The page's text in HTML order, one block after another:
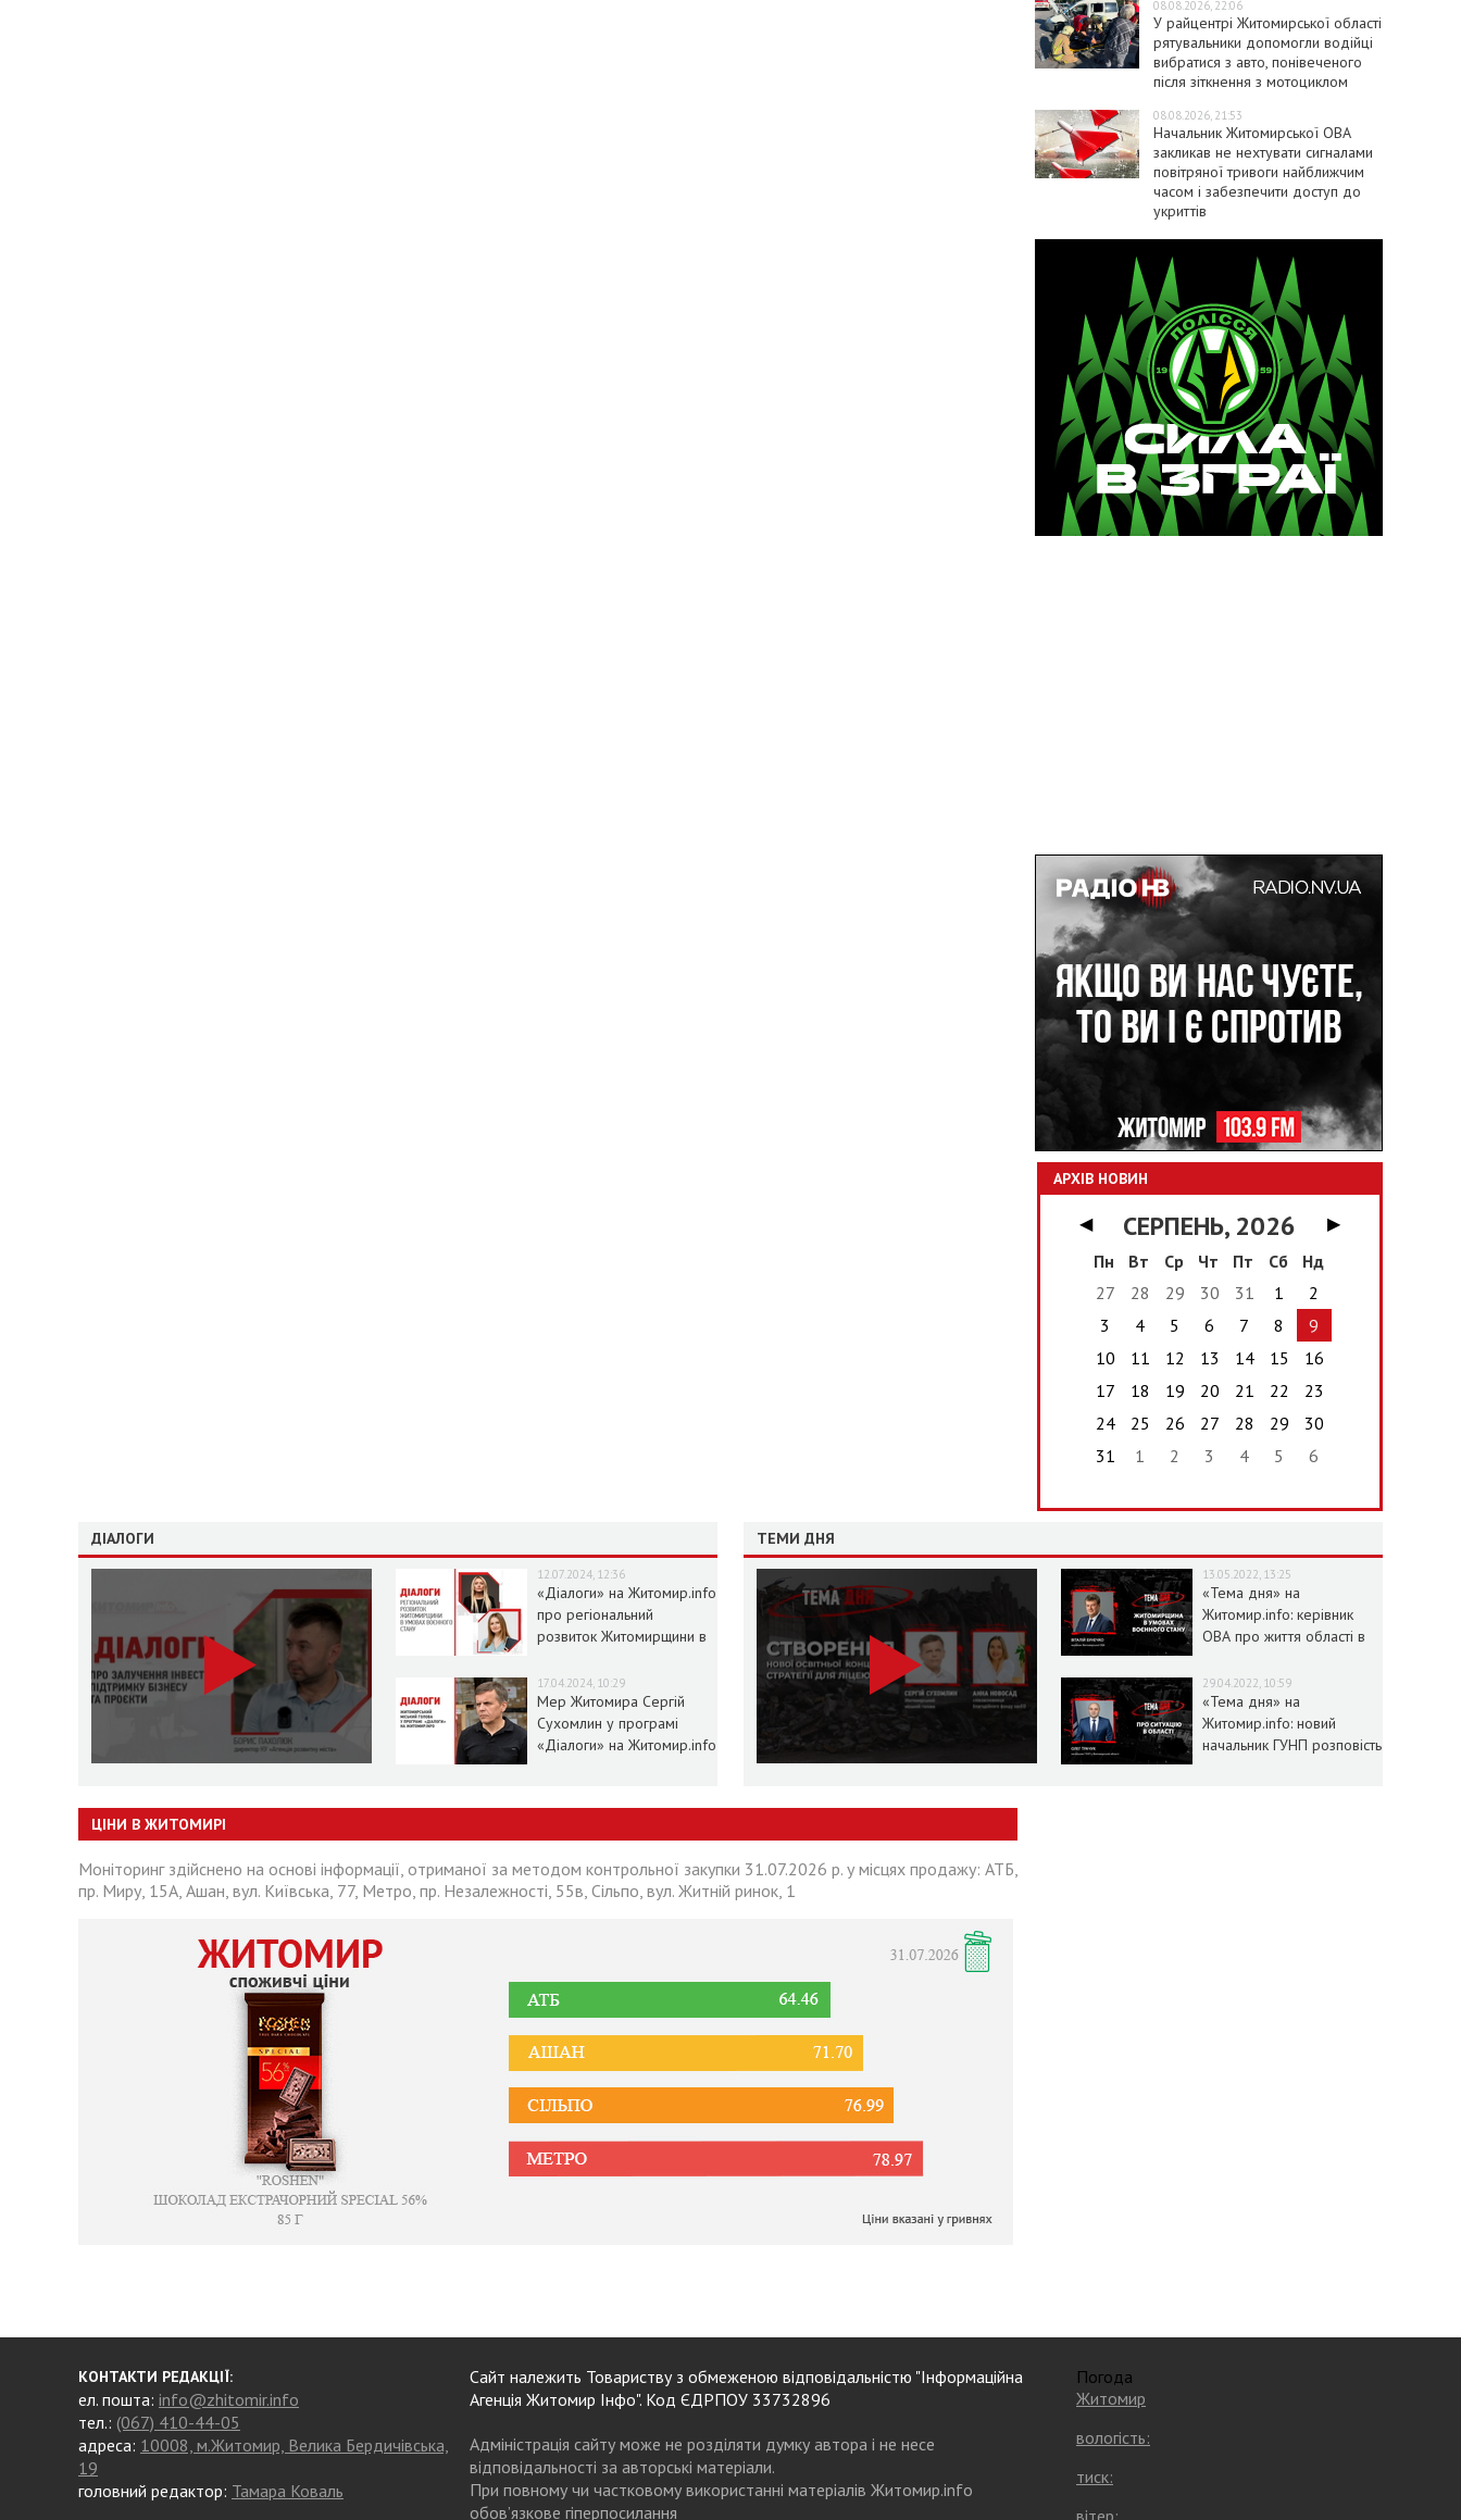
08.08.2026, 22:06
У райцентрі Житомирської області
рятувальники допомогли водійці
вибратися з авто, понівеченого
після зіткнення з мотоциклом
08.08.2026, 21:53
Начальник Житомирської ОВА
закликав не нехтувати сигналами
повітряної тривоги найближчим
часом і забезпечити доступ до
укриттів
АРХІВ НОВИН
◀ СЕРПЕНЬ, 2026
▶
Пн
Вт Ср Чт Пт Сб
Нд
27
28 29 30 31 1
2
3
4 5 6 7 8
9
10
11 12 13 14 15
16
17
18 19 20 21 22
23
24
25 26 27 28 29
30
31
1 2 3 4 5 6
ДІАЛОГИ
12.07.2024, 12:36
«Діалоги» на Житомир.info
про регіональний
розвиток Житомирщини в
17.04.2024, 10:29
Мер Житомира Сергій
Сухомлин у програмі
«Діалоги» на Житомир.info
ТЕМИ ДНЯ
13.05.2022, 13:25
«Тема дня» на
Житомир.info: керівник
ОВА про життя області в
29.04.2022, 10:59
«Тема дня» на
Житомир.info: новий
начальник ГУНП розповість
ЦІНИ В ЖИТОМИРІ
Моніторинг здійснено на основі інформації, отриманої за методом контрольної закупки 31.07.2026 р. у місцях продажу: АТБ,
пр. Миру, 15А, Ашан, вул. Київська, 77, Метро, пр. Незалежності, 55в, Сільпо, вул. Житній ринок, 1
КОНТАКТИ РЕДАКЦІЇ:
ел. пошта: info@zhitomir.info
тел.: (067) 410-44-05
адреса: 10008, м.Житомир, Велика Бердичівська,
19
головний редактор: Тамара Коваль
Сайт належить Товариству з обмеженою відповідальністю "Інформаційна
Агенція Житомир Інфо". Код ЄДРПОУ 33732896
Адміністрація сайту може не розділяти думку автора і не несе
відповідальності за авторські матеріали.
При повному чи частковому використанні матеріалів Житомир.info
обов’язкове гіперпосилання
Погода
Житомир
вологість:
тиск:
вітер: